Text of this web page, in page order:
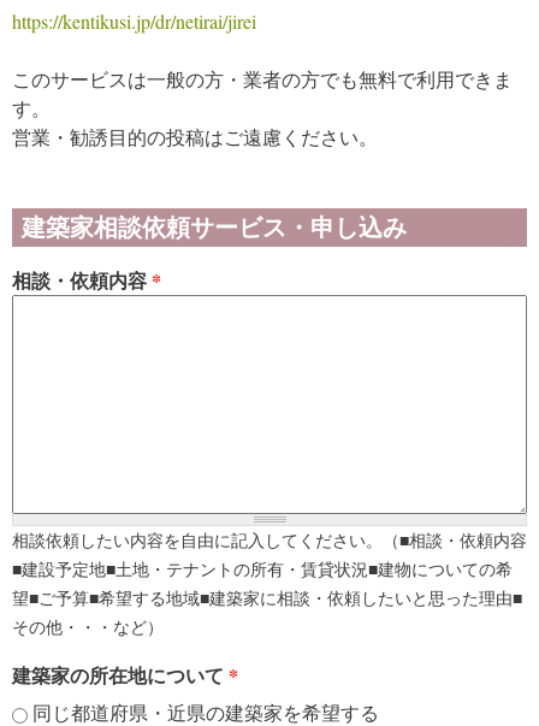
https://kentikusi.jp/dr/netirai/jirei
このサービスは一般の方・業者の方でも無料で利用できま
す。
営業・勧誘目的の投稿はご遠慮ください。
建築家相談依頼サービス・申し込み
相談・依頼内容 *
相談依頼したい内容を自由に記入してください。（■相談・依頼内容
■建設予定地■土地・テナントの所有・賃貸状況■建物についての希
望■ご予算■希望する地域■建築家に相談・依頼したいと思った理由■
その他・・・など）
建築家の所在地について *
同じ都道府県・近県の建築家を希望する